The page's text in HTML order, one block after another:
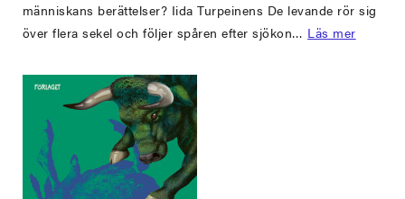
människans berättelser? Iida Turpeinens De levande rör sig
över flera sekel och följer spåren efter sjökon… Läs mer